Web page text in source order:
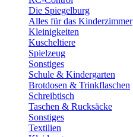
Die Spiegelburg
Alles für das Kinderzimmer
Kleinigkeiten
Kuscheltiere
Spielzeug
Sonstiges
Schule & Kindergarten
Brotdosen & Trinkflaschen
Schreibtisch
Taschen & Rucksäcke
Sonstiges
Textilien